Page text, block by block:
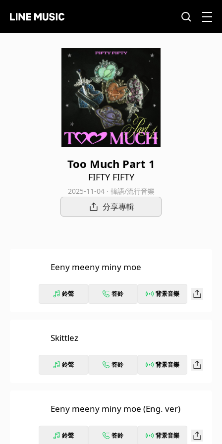
Too Much Part 1
FIFTY FIFTY
2025-11-04 · 韓語/流行音樂
分享專輯
Eeny meeny miny moe
鈴聲 答鈴 背景音樂
Skittlez
鈴聲 答鈴 背景音樂
Eeny meeny miny moe (Eng. ver)
鈴聲 答鈴 背景音樂